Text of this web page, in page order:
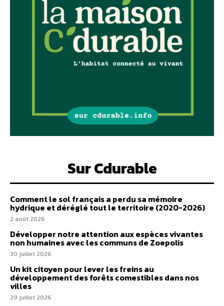
Sur Cdurable
Comment le sol français a perdu sa mémoire
hydrique et déréglé tout le territoire (2020-2026)
2 août 2026
Développer notre attention aux espèces vivantes
non humaines avec les communs de Zoepolis
30 juillet 2026
Un kit citoyen pour lever les freins au
développement des forêts comestibles dans nos
villes
29 juillet 2026